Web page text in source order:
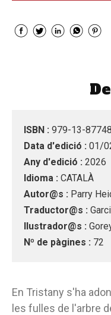
ISBN : 979-13-
Data d'edició : 01/
Any d'edició : 2026
Idioma : CATALÀ
Autor@s : Parry
Traductor@s :
Ilustrador@s :
Nº de pàgines : 72
En Tristany s'ha
les fulles de l'arbre